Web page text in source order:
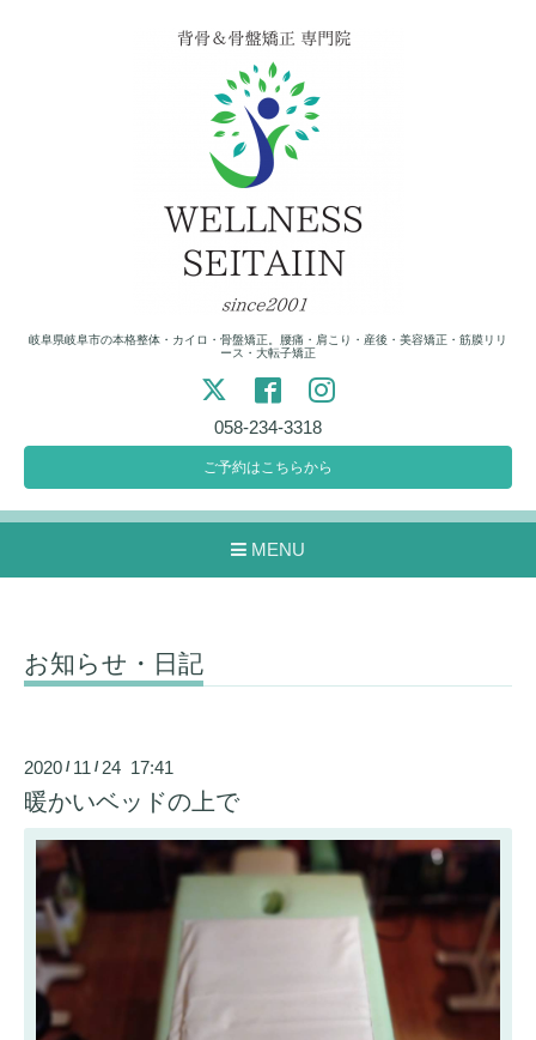
岐阜県岐阜市の本格整体・カイロ・骨盤矯正。腰痛・肩こり・産後・美容矯正・筋膜リリ
ース・大転子矯正
058-234-3318
ご予約はこちらから
MENU
お知らせ・日記
2020 / 11 / 24 17:41
暖かいベッドの上で